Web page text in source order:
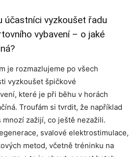
účastníci vyzkoušet řadu
vybavení – o jaké
je rozmazlujeme po všech
vyzkoušet špičkové
které je při běhu v horách
Troufám si tvrdit, že například
zažijí, co ještě nezažili.
svalové elektrostimulace,
metod, včetně tréninku na